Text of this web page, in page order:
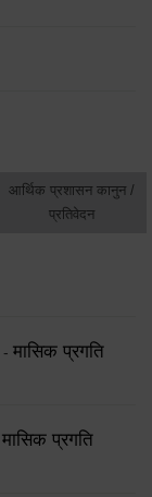
आर्थिक प्रशासन कानुन /
प्रतिवेदन
- मासिक प्रगति
मासिक प्रगति